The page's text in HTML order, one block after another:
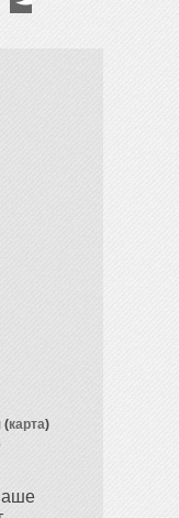
(карта)